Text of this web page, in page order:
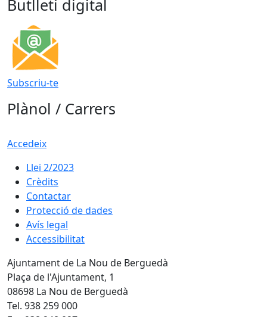
Butlletí digital
Subscriu-te
Plànol / Carrers
Accedeix
Llei 2/2023
Crèdits
Contactar
Protecció de dades
Avís legal
Accessibilitat
Ajuntament de La Nou de Berguedà
Plaça de l'Ajuntament, 1
08698 La Nou de Berguedà
Tel. 938 259 000